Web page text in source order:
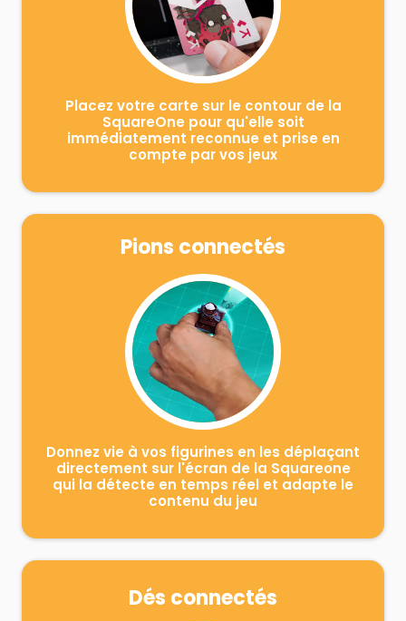
Placez votre carte sur le contour de la
SquareOne pour qu'elle soit
immédiatement reconnue et prise en
compte par vos jeux
Pions connectés
Donnez vie à vos figurines en les déplaçant
directement sur l'écran de la Squareone
qui la détecte en temps réel et adapte le
contenu du jeu
Dés connectés